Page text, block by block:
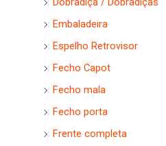
Embaladeira
Espelho Retrovisor
Fecho Capot
Fecho mala
Fecho porta
Frente completa